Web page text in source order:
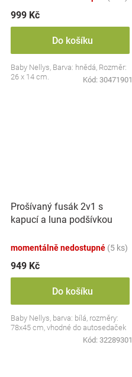
999 Kč
Do košíku
Baby Nellys, Barva: hnědá, Rozměr:
26 x 14 cm.
Kód: 30471901
Prošívaný fusák 2v1 s
kapucí a luna podšívkou
momentálně nedostupné (5 ks)
949 Kč
Do košíku
Baby Nellys, barva: bílá, rozměry:
78x45 cm, vhodné do autosedaček
Kód: 32289301